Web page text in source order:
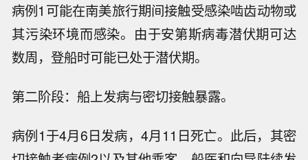
病例1可能在南美旅行期间接触受感染啮齿动物或
其污染环境而感染。由于安第斯病毒潜伏期可达
数周，登船时可能已处于潜伏期。
第二阶段：船上发病与密切接触暴露。
病例1于4月6日发病，4月11日死亡。此后，其密